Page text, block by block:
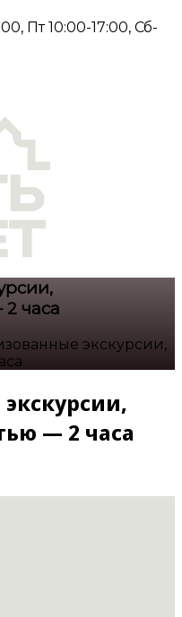
Пт 10:00-17:00, Сб-
часа
экскурсии,
— 2 часа